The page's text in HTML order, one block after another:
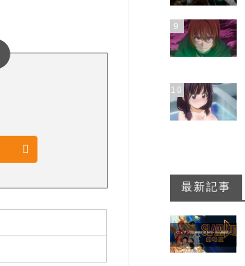
9
10
最新記事